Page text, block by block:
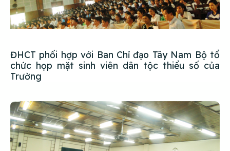
ĐHCT phối hợp với Ban Chỉ đạo Tây Nam Bộ tổ
chức họp mặt sinh viên dân tộc thiểu số của
Trường